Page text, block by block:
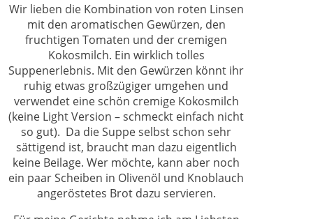
Wir lieben die Kombination von roten Linsen
mit den aromatischen Gewürzen, den
fruchtigen Tomaten und der cremigen
Kokosmilch. Ein wirklich tolles
Suppenerlebnis. Mit den Gewürzen könnt ihr
ruhig etwas großzügiger umgehen und
verwendet eine schön cremige Kokosmilch
(keine Light Version – schmeckt einfach nicht
so gut). Da die Suppe selbst schon sehr
sättigend ist, braucht man dazu eigentlich
keine Beilage. Wer möchte, kann aber noch
ein paar Scheiben in Olivenöl und Knoblauch
angeröstetes Brot dazu servieren.